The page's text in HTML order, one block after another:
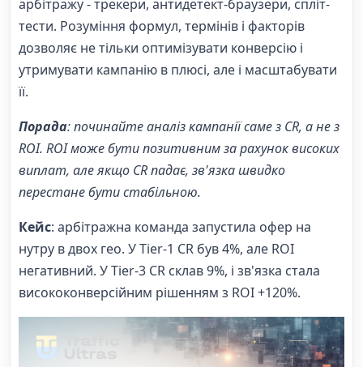
арбітражу - трекери, антидетект-браузери, спліт-
тести. Розуміння формул, термінів і факторів
дозволяє не тільки оптимізувати конверсію і
утримувати кампанію в плюсі, але і масштабувати
її.
Порада: починайте аналіз кампанії саме з CR, а не з
ROI. ROI може бути позитивним за рахунок високих
виплат, але якщо CR падає, зв'язка швидко
перестане бути стабільною.
Кейс: арбітражна команда запустила офер на
нутру в двох гео. У Tier-1 CR був 4%, але ROI
негативний. У Tier-3 CR склав 9%, і зв'язка стала
висококонверсійним рішенням з ROI +120%.